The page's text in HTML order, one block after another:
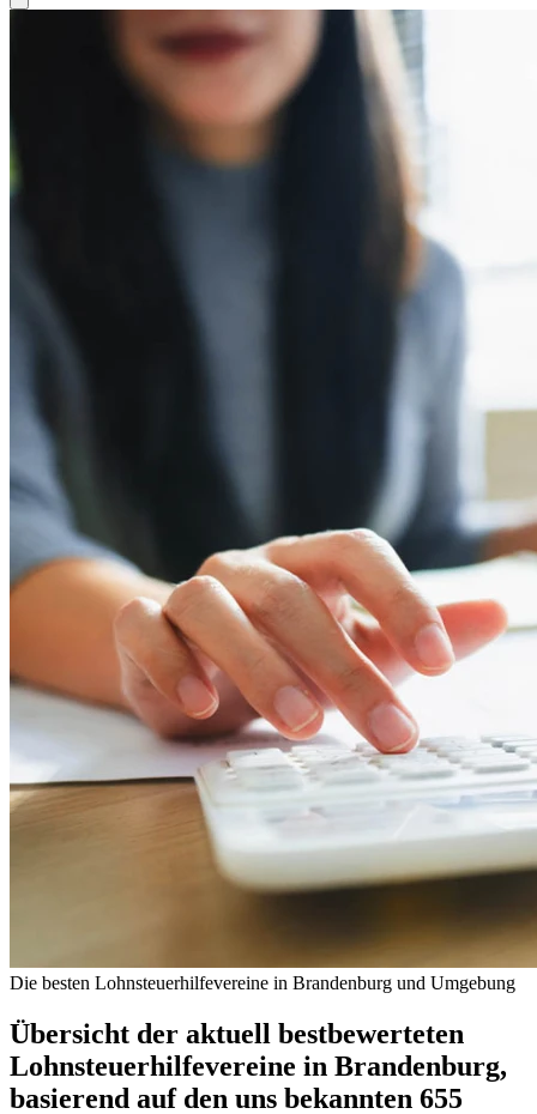
Die besten Lohnsteuerhilfevereine in Brandenburg und Umgebung
Übersicht der aktuell bestbewerteten
Lohnsteuerhilfevereine in Brandenburg,
basierend auf den uns bekannten 655